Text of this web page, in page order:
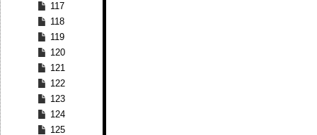
117
118
119
120
121
122
123
124
125